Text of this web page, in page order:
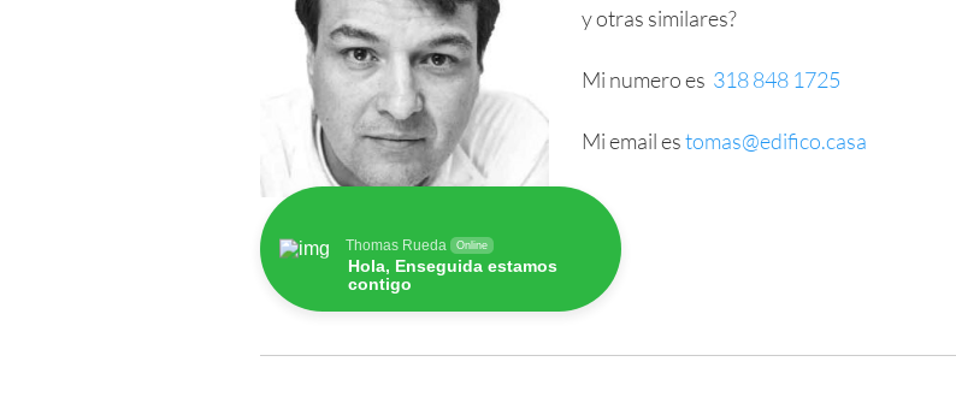
y otras similares?
Mi numero es 318 848 1725
Mi email estomas@edifico.casa
Thomas Rueda Online
Hola, Enseguida estamos
contigo